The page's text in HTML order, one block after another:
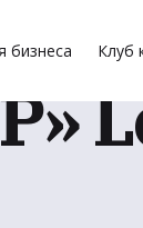
бизнеса Клуб